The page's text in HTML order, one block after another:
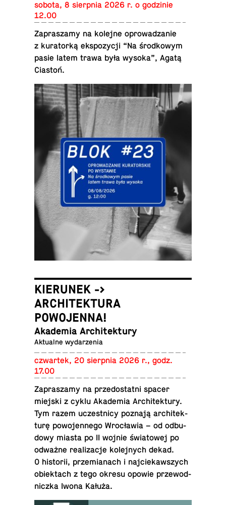
sobota, 8 sierp­nia 2026 r. o go­dzi­nie
12.00
Za­pra­sza­my na kolejne opro­wa­dza­nie
z ku­ra­tor­ką eks­po­zy­cji “Na środ­ko­wym
pasie latem trawa była wysoka”, Agatą
Ciastoń.
KIERUNEK ->
ARCHITEKTURA
POWOJENNA!
Aka­de­mia Architektury
Ak­tu­al­ne wydarzenia
czwar­tek, 20 sierp­nia 2026 r., godz.
17.00
Za­pra­sza­my na przed­ostat­ni spacer
miejski z cyklu Aka­de­mia Ar­chi­tek­tu­ry.
Tym razem uczest­ni­cy poznają ar­chi­tek­
tu­rę po­wo­jen­ne­go Wro­cła­wia – od od­bu­
do­wy miasta po II wojnie świa­to­wej po
odważne re­ali­za­cje ko­lej­nych dekad.
O hi­sto­rii, prze­mia­nach i naj­cie­kaw­szych
obiek­tach z tego okresu opowie prze­wod­
nicz­ka Iwona Kałuża.